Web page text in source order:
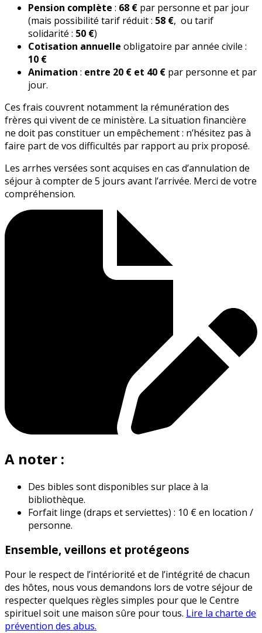
Pension complète : 68 € par personne et par jour
(mais possibilité tarif réduit : 58 €, ou tarif
solidarité : 50 €)
Cotisation annuelle obligatoire par année civile :
10 €
Animation : entre 20 € et 40 € par personne et par
jour.
Ces frais couvrent notamment la rémunération des
frères qui vivent de ce ministère. La situation financière
ne doit pas constituer un empêchement : n’hésitez pas à
faire part de vos difficultés par rapport au prix proposé.
Les arrhes versées sont acquises en cas d’annulation de
séjour à compter de 5 jours avant l’arrivée. Merci de votre
compréhension.
A noter :
Des bibles sont disponibles sur place à la
bibliothèque.
Forfait linge (draps et serviettes) : 10 € en location /
personne.
Ensemble, veillons et protégeons
Pour le respect de l’intériorité et de l’intégrité de chacun
des hôtes, nous vous demandons lors de votre séjour de
respecter quelques règles simples pour que le Centre
spirituel soit une maison sûre pour tous. Lire la charte de
prévention des abus.